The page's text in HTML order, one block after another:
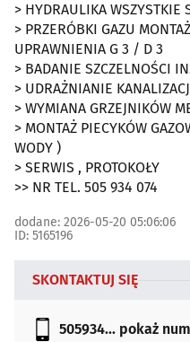
> HYDRAULIKA WSZYSTKIE
> PRZERÓBKI GAZU
UPRAWNIENIA G 3 / D 3
> BADANIE SZCZELNOŚCI
> UDRAŻNIANIE
> WYMIANA GRZEJNIKÓW
> MONTAŻ PIECYKÓW
WODY )
> SERWIS , PROTOKOŁY
>> NR TEL. 505 934 074
dodane: 2026-05-20 05:06:06
ID: 5165196
SKONTAKTUJ SIĘ
505934... pokaż